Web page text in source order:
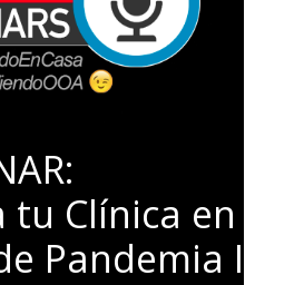
tu Clínica en
Pandemia I